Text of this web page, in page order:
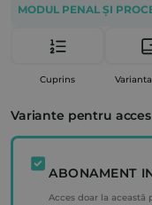
MODUL PENAL ȘI
Cuprins
Variante pentru
ABONAMENT
Acces doar la această